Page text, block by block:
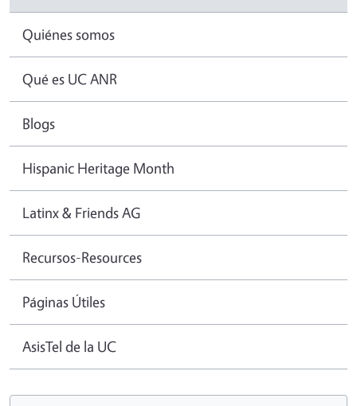
Quiénes somos
Qué es UC ANR
Blogs
Hispanic Heritage Month
Latinx & Friends AG
Recursos-Resources
Páginas Útiles
AsisTel de la UC